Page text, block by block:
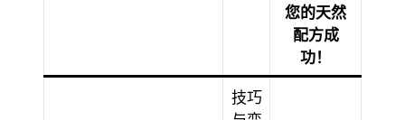
您的天然
配方成
功！
技巧